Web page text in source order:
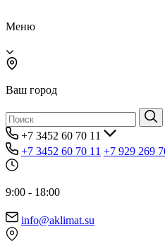
Меню
Ваш город
+7 3452 60 70 11
+7 3452 60 70 11 +7 929 269
9:00 - 18:00
info@aklimat.su